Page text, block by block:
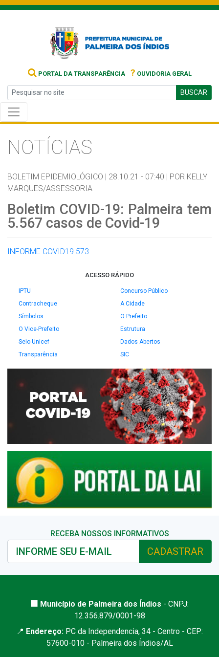
PORTAL DA TRANSPARÊNCIA ? OUVIDORIA GERAL
BUSCAR
NOTÍCIAS
BOLETIM EPIDEMIOLÓGICO | 28.10.21 - 07:40 | POR KELLY
MARQUES/ASSESSORIA
Boletim COVID-19: Palmeira tem
5.567 casos de Covid-19
INFORME COVID19 573
ACESSO RÁPIDO
IPTU
Concurso Público
Contracheque
A Cidade
Símbolos
O Prefeito
O Vice-Prefeito
Estrutura
Selo Unicef
Dados Abertos
Transparência
SIC
RECEBA NOSSOS INFORMATIVOS
CADASTRAR
🏢 Município de Palmeira dos Índios - CNPJ:
12.356.879/0001-98
📍 Endereço: PC da Independencia, 34 - Centro - CEP:
57600-010 - Palmeira dos Índios/AL